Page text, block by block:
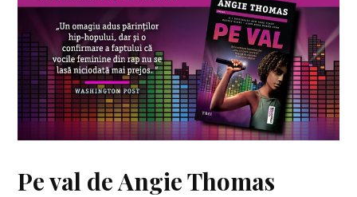
Pe val de Angie Thomas